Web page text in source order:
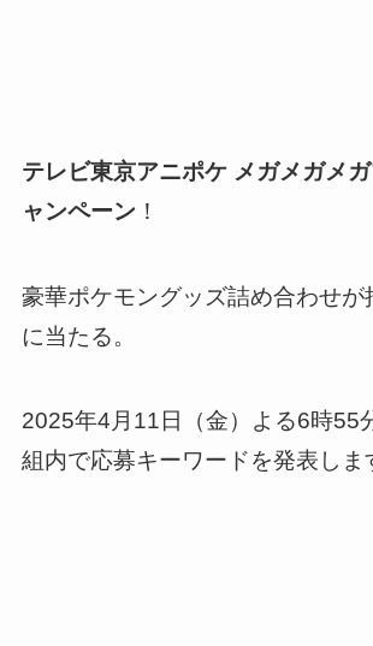
テレビ東京アニポケ メガメガメ
ャンペーン ！
豪華ポケモングッズ詰め合わせが
に当たる。
2025年4月11日（金）よる6時55
組内で応募キーワードを発表しま